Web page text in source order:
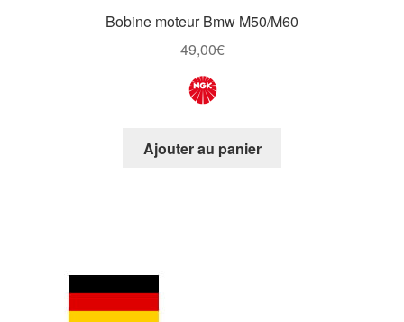
Bobine moteur Bmw M50/M60
49,00€
Ajouter au panier